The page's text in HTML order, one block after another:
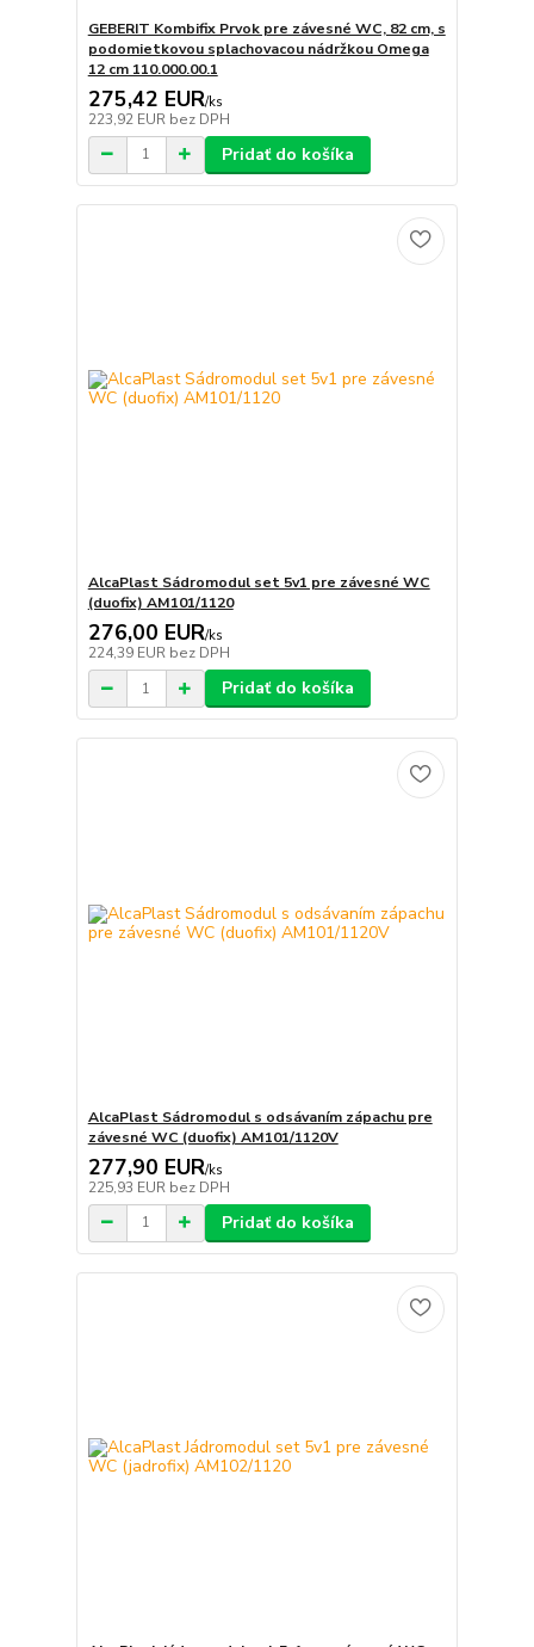
GEBERIT Kombifix Prvok pre závesné WC, 82 cm, s
podomietkovou splachovacou nádržkou Omega
12 cm 110.000.00.1
275,42 EUR/ks
223,92 EUR bez DPH
Pridať do košíka
AlcaPlast Sádromodul set 5v1 pre závesné WC
(duofix) AM101/1120
276,00 EUR/ks
224,39 EUR bez DPH
Pridať do košíka
AlcaPlast Sádromodul s odsávaním zápachu pre
závesné WC (duofix) AM101/1120V
277,90 EUR/ks
225,93 EUR bez DPH
Pridať do košíka